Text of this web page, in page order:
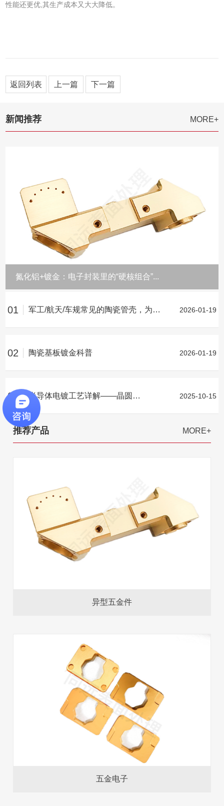
性能还更优,其生产成本又大大降低。
返回列表 上一篇 下一篇
新闻推荐 MORE+
氮化铝+镀金：电子封装里的“硬核组合”...
01 军工/航天/车规常见的陶瓷管壳，为何离不开镀金层？ 2026-01-19
02 陶瓷基板镀金科普 2026-01-19
03 半导体电镀工艺详解——晶圆电镀 2025-10-15
推荐产品 MORE+
异型五金件
五金电子